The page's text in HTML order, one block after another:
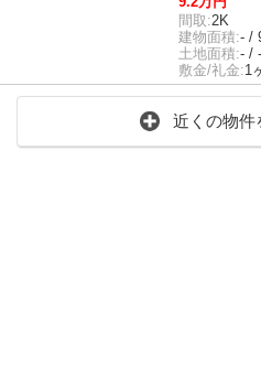
間取:2K
建物面積:- /
土地面積:- / -
敷金/礼金:1
近くの物件